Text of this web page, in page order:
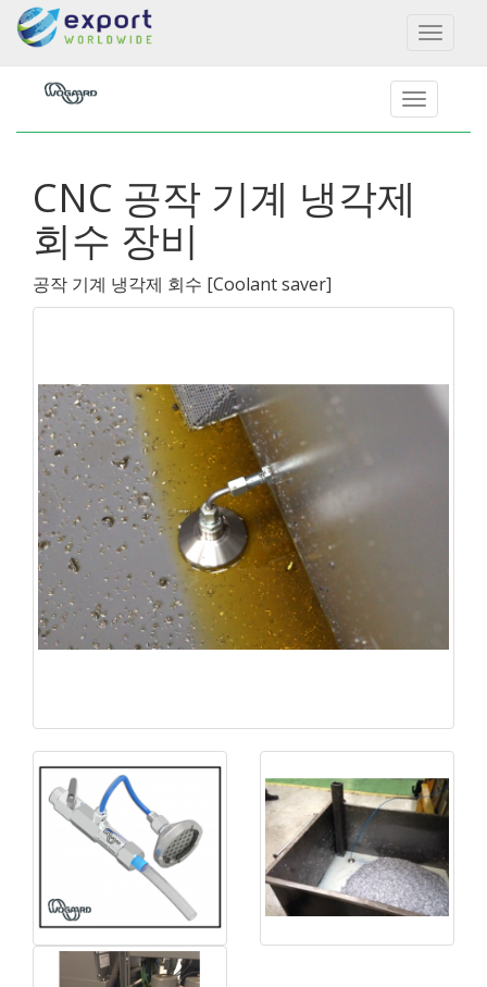
Toggle
CNC 공작 기계 냉각제
회수 장비
공작 기계 냉각제 회수 [Coolant saver]